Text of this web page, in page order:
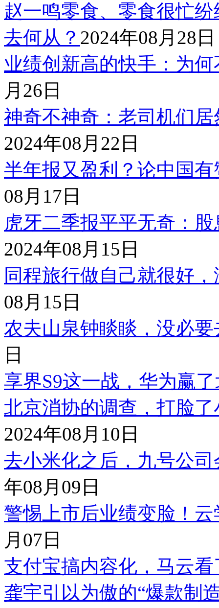
赵一鸣零食、零食很忙
去何从？ 2024年08月28日
业绩创新高的快手：为
月26日
神奇不神奇：老司机们
2024年08月22日
半年报又盈利？论中国
08月17日
虎牙二季报平平无奇：
2024年08月15日
同程旅行做自己就很好
08月15日
农夫山泉钟睒睒，没必
日
享界S9这一战，华为赢
北京消协的调查，打脸
2024年08月10日
去小米化之后，九号公
年08月09日
警惕上市后业绩变脸！
月07日
支付宝搞内容化，马云
龚宇引以为傲的“爆款制